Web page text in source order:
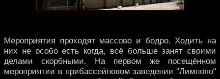
Мероприятия проходят массово и бодро. Ходить на
них не особо есть когда, всё больше занят своими
делами скорбными. На первом же посещённом
мероприятии в прибассейновом заведении "Лимпопо"